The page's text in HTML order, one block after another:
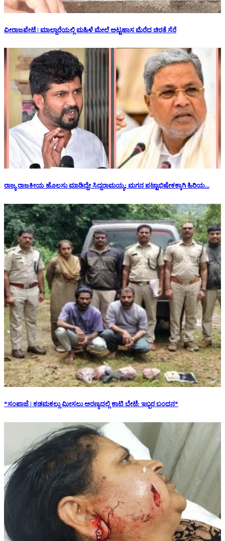
ವೀರಾಜಪೇಟೆ | ಮಾಲ್ದಾರೆಯಲ್ಲಿ ಮಹಿಳೆ ಮೇಲೆ ಅಟ್ಟಹಾಸ ಮೆರೆದ ಚಿರತೆ ಸೆರೆ
ರಾಜ್ಯ ರಾಜಕೀಯ ಹೊಲಸು ಮಾಡಿದ್ದೇ ಸಿದ್ದರಾಮಯ್ಯ; ಮಗನ ಪಟ್ಟಾಭಿಷೇಕಕ್ಕಾಗಿ ಹಿರಿಯ...
*ಸಂಪಾಜೆ | ಕಡಮಕಲ್ಲು ಮೀಸಲು ಅರಣ್ಯದಲ್ಲಿ ಕಾಟಿ ಬೇಟೆ: ಇಬ್ಬರ ಬಂಧನ*